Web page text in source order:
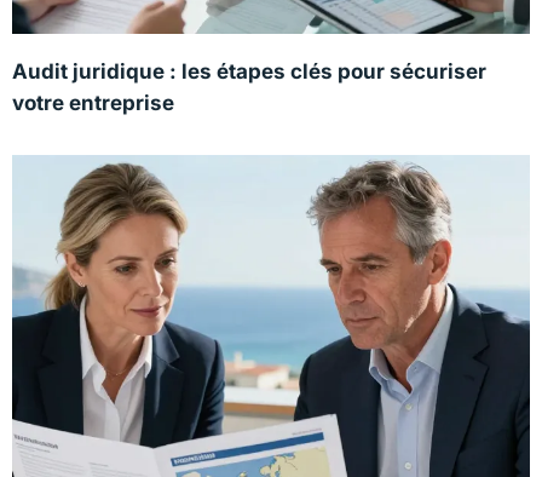
Audit juridique : les étapes clés pour sécuriser
votre entreprise